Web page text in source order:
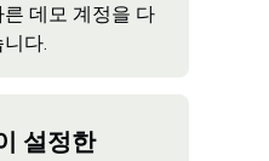
데모 계정을 다
다.
설정한